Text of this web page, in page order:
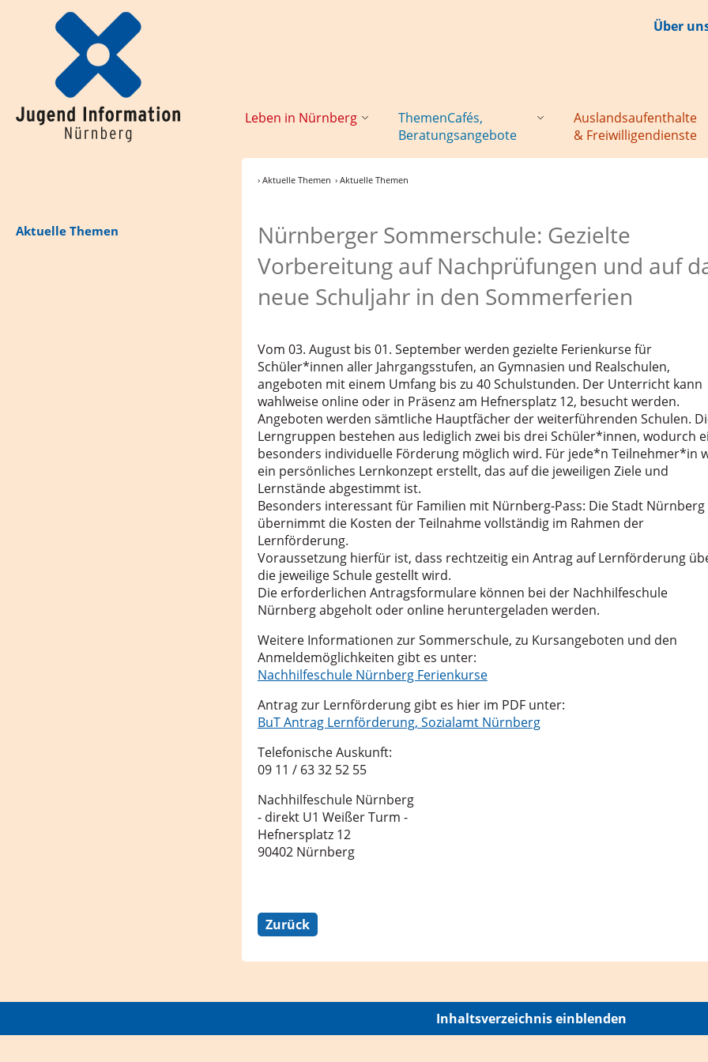
Über
Leben in Nürnberg
ThemenCafés,
Beratungsangebote
Auslandsaufenthalte
& Freiwilligendienste
Aktuelle Themen
› Aktuelle Themen › Aktuelle Themen
Nürnberger Sommerschule: Gezielte
Vorbereitung auf Nachprüfungen und auf
neue Schuljahr in den Sommerferien
Vom 03. August bis 01. September werden gezielte Ferienkurse für
Schüler*innen aller Jahrgangsstufen, an Gymnasien und Realschulen,
angeboten mit einem Umfang bis zu 40 Schulstunden. Der Unterricht kann
wahlweise online oder in Präsenz am Hefnersplatz 12, besucht werden.
Angeboten werden sämtliche Hauptfächer der weiterführenden Schulen.
Lerngruppen bestehen aus lediglich zwei bis drei Schüler*innen, wodurch
besonders individuelle Förderung möglich wird. Für jede*n Teilnehmer*in
ein persönliches Lernkonzept erstellt, das auf die jeweiligen Ziele und
Lernstände abgestimmt ist.
Besonders interessant für Familien mit Nürnberg-Pass: Die Stadt Nürnberg
übernimmt die Kosten der Teilnahme vollständig im Rahmen der
Lernförderung.
Voraussetzung hierfür ist, dass rechtzeitig ein Antrag auf Lernförderung
die jeweilige Schule gestellt wird.
Die erforderlichen Antragsformulare können bei der Nachhilfeschule
Nürnberg abgeholt oder online heruntergeladen werden.
Weitere Informationen zur Sommerschule, zu Kursangeboten und den
Anmeldemöglichkeiten gibt es unter:
Nachhilfeschule Nürnberg Ferienkurse
Antrag zur Lernförderung gibt es hier im PDF unter:
BuT Antrag Lernförderung, Sozialamt Nürnberg
Telefonische Auskunft:
09 11 / 63 32 52 55
Nachhilfeschule Nürnberg
- direkt U1 Weißer Turm -
Hefnersplatz 12
90402 Nürnberg
Zurück
Inhaltsverzeichnis einblenden